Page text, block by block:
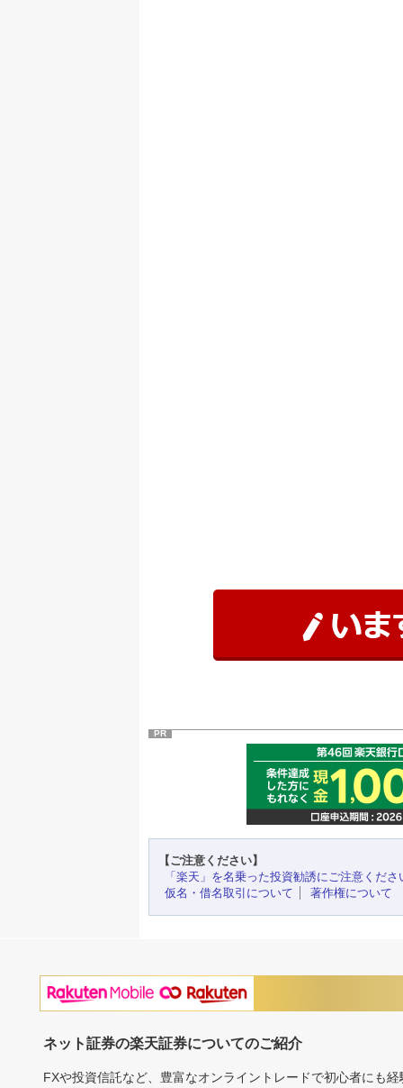
PR
【ご注意ください】
「楽天」を名乗った投資勧誘にご注意くださ
仮名・借名取引について
著作権について
ネット証券の楽天証券についてのご紹介
FXや投資信託など、豊富なオンライントレードで初心者にも